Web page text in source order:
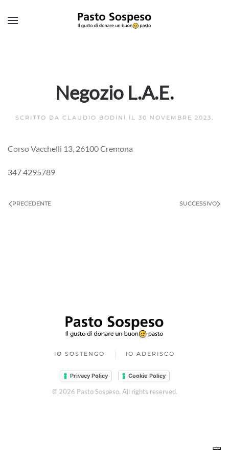
Skip to main content
Negozio L.A.E.
SCRITTO DA CLAUDIO BODINI IL 30 NOVEMBRE 2023.
Corso Vacchelli 13, 26100 Cremona
347 4295789
PRECEDENTE SUCCESSIVO
IO SOSTENGO IO ADERISCO
Privacy Policy Cookie Policy
© 2026 Pasto Sospeso. All rights reserved.